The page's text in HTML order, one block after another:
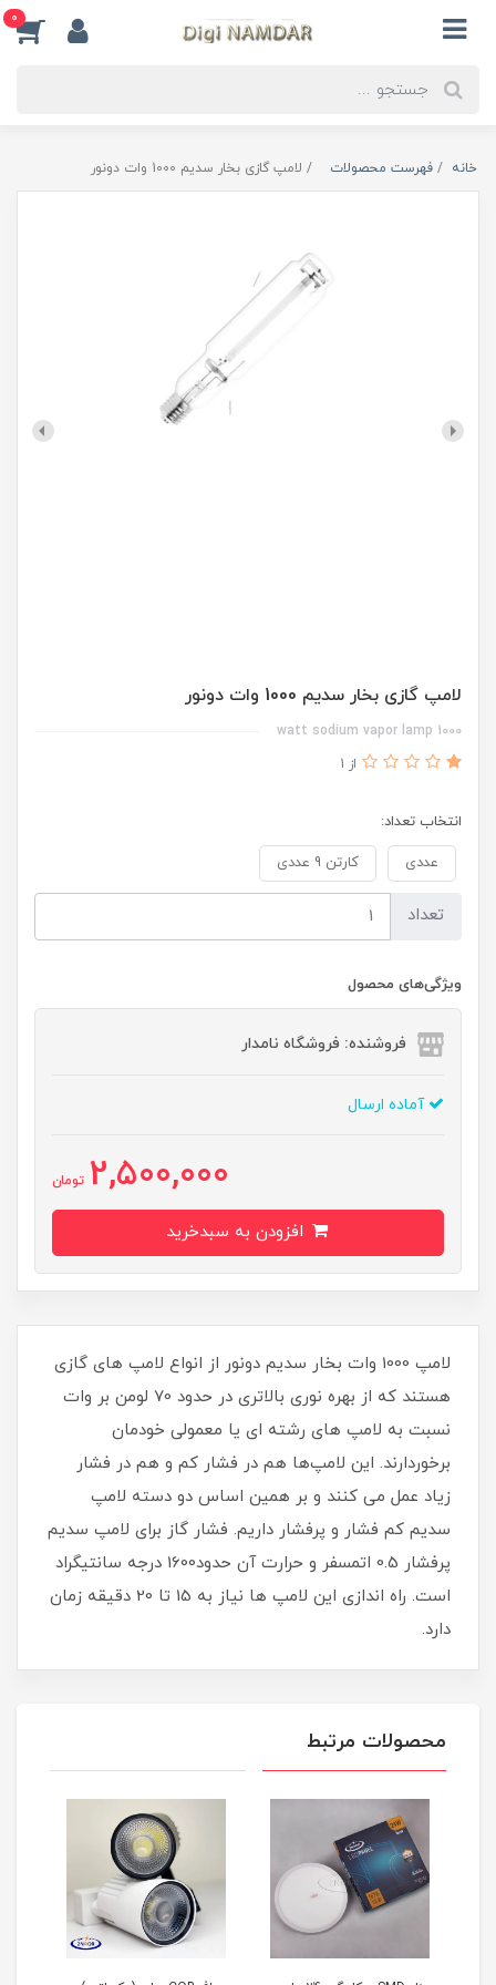
0
خانه فهرست محصولات لامپ گازی بخار سدیم 1000 وات دونور
لامپ گازی بخار سدیم 1000 وات دونور
1000 watt sodium vapor lamp
از 1
انتخاب تعداد:
عددی کارتن 9 عددی
تعداد
ویژگی‌های محصول
فروشنده: فروشگاه نامدار
آماده ارسال
2,500,000 تومان
لامپ 1000 وات بخار سدیم دونور از انواع لامپ های گازی
هستند که از بهره نوری بالاتری در حدود 70 لومن بر وات
نسبت به لامپ های رشته ای یا معمولی خودمان
برخوردارند. این لامپ‌ها هم در فشار کم و هم در فشار
زیاد عمل می کنند و بر همین اساس دو دسته لامپ
سدیم کم فشار و پرفشار داریم. فشار گاز برای لامپ سدیم
پرفشار 0.5 اتمسفر و حرارت آن حدود1600 درجه سانتیگراد
است. راه اندازی این لامپ ها نیاز به 15 تا 20 دقیقه زمان
دارد.
محصولات مرتبط